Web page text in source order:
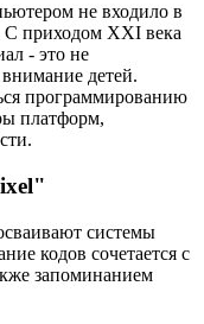
не входило в
С приходом XXI века
- это не
детей.
программированию
платформ,
системы
кодов сочетается с
запоминанием